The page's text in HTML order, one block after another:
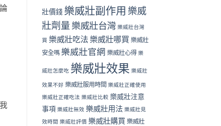
壯價錢 樂威壯副作用 樂威
壯劑量 樂威壯台灣 樂威壯台灣
買 樂威壯吃法 樂威壯哪買 樂威壯
安全嗎 樂威壯官網 樂威壯心得 樂
威壯怎麼吃 樂威壯效果 樂威壯
效果不好 樂威壯服用時間 樂威壯正確使用
樂威壯正確吃法 樂威壯比較 樂威壯注意
事項 樂威壯無效 樂威壯用法 樂威壯見
效時間 樂威壯評價 樂威壯購買 樂威壯